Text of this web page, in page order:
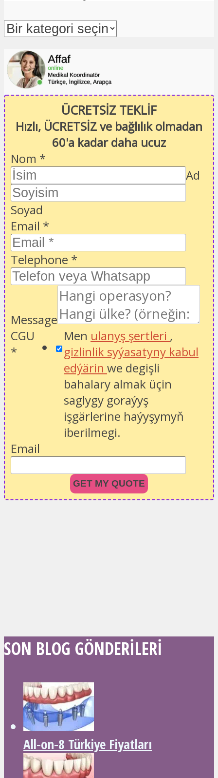
ÜCRETSİZ TEKLİF
Hızlı, ÜCRETSİZ ve bağlılık olmadan
60'a kadar daha ucuz
Nom *
Ad
Soyad
Email *
Telephone *
Message
CGU
*
Men ulanyş şertleri ,
gizlinlik syýasatyny kabul
edýärin we degişli
bahalary almak üçin
saglygy goraýyş
işgärlerine haýyşymyň
iberilmegi.
Email
GET MY QUOTE
SON BLOG GÖNDERILERI
All-on-8 Türkiye Fiyatları